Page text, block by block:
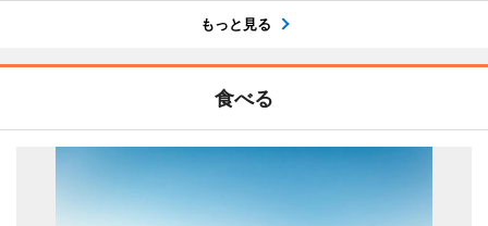
もっと見る
食べる